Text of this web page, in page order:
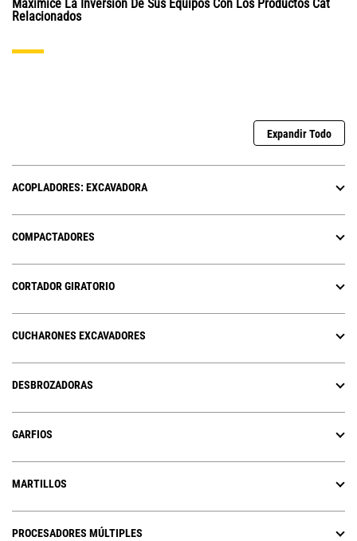
Maximice La Inversión De Sus Equipos Con Los Productos Cat
Relacionados
Expandir Todo
ACOPLADORES: EXCAVADORA
COMPACTADORES
CORTADOR GIRATORIO
CUCHARONES EXCAVADORES
DESBROZADORAS
GARFIOS
MARTILLOS
PROCESADORES MÚLTIPLES